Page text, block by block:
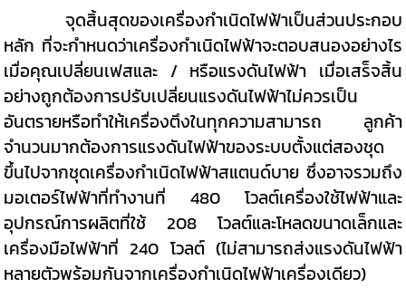
จุดสิ้นสุดของเครื่องกำเนิดไฟฟ้าเป็นส่วนประกอบ
หลัก ที่จะกำหนดว่าเครื่องกำเนิดไฟฟ้าจะตอบสนองอย่างไร
เมื่อคุณเปลี่ยนเฟสและ / หรือแรงดันไฟฟ้า เมื่อเสร็จสิ้น
อย่างถูกต้องการปรับเปลี่ยนแรงดันไฟฟ้าไม่ควรเป็น
อันตรายหรือทำให้เครื่องตึงในทุกความสามารถ ลูกค้า
จำนวนมากต้องการแรงดันไฟฟ้าของระบบตั้งแต่สองชุด
ขึ้นไปจากชุดเครื่องกำเนิดไฟฟ้าสแตนด์บาย ซึ่งอาจรวมถึง
มอเตอร์ไฟฟ้าที่ทำงานที่ 480 โวลต์เครื่องใช้ไฟฟ้าและ
อุปกรณ์การผลิตที่ใช้ 208 โวลต์และโหลดขนาดเล็กและ
เครื่องมือไฟฟ้าที่ 240 โวลต์ (ไม่สามารถส่งแรงดันไฟฟ้า
หลายตัวพร้อมกันจากเครื่องกำเนิดไฟฟ้าเครื่องเดียว)